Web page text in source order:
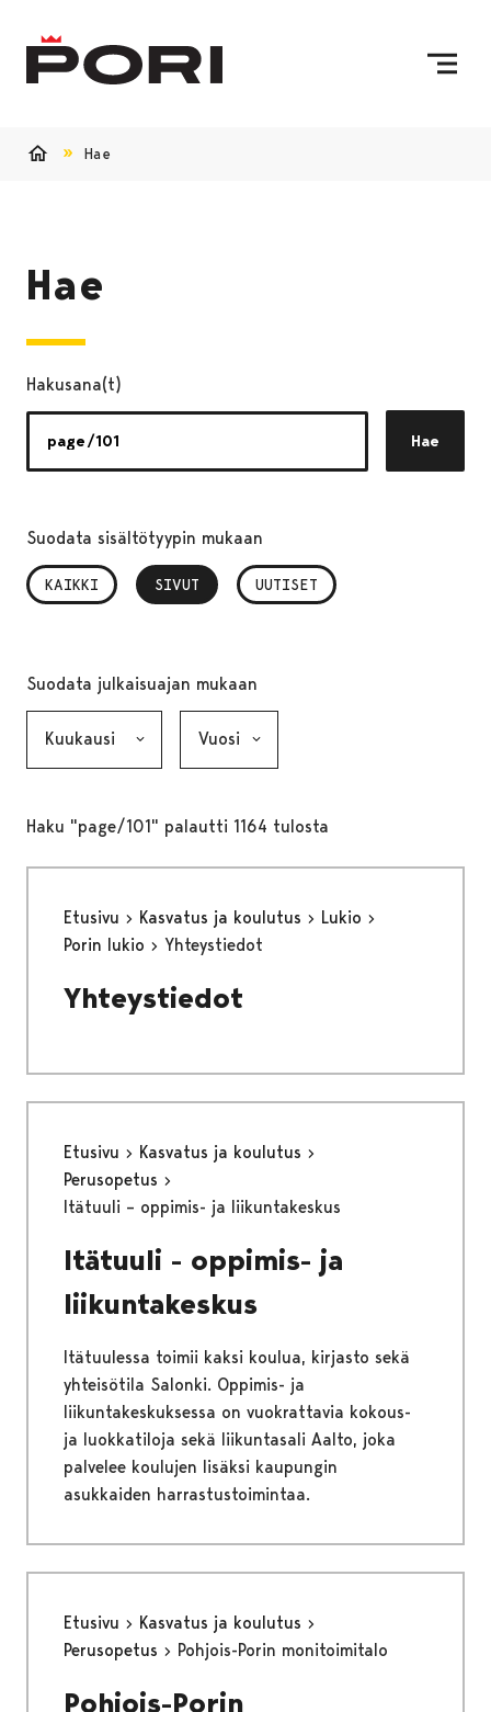
Hae
Hae
Hakusana(t)
Hae
Suodata sisältötyypin mukaan
KAIKKI SIVUT
, VALITTU UUTISET
Suodata julkaisuajan mukaan
Haku "page/101" palautti 1164 tulosta
Etusivu Kasvatus ja koulutus
Lukio
Porin lukio
Yhteystiedot
Yhteystiedot
Etusivu
Kasvatus ja koulutus
Perusopetus
Itätuuli – oppimis- ja liikuntakeskus
Itätuuli - oppimis- ja
liikuntakeskus
Itätuulessa toimii kaksi koulua, kirjasto sekä
yhteisötila Salonki. Oppimis- ja
liikuntakeskuksessa on vuokrattavia kokous-
ja luokkatiloja sekä liikuntasali Aalto, joka
palvelee koulujen lisäksi kaupungin
asukkaiden harrastustoimintaa.
Etusivu
Kasvatus ja koulutus
Perusopetus
Pohjois-Porin monitoimitalo
Pohjois-Porin